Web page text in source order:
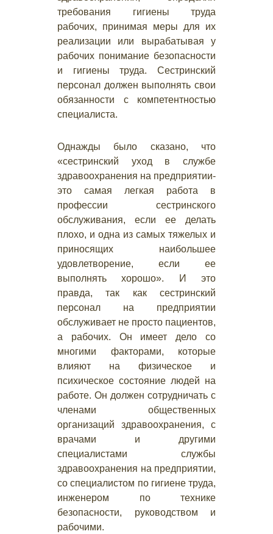
требования гигиены труда
рабочих, принимая меры для их
реализации или вырабатывая у
рабочих понимание безопасности
и гигиены труда. Сестринский
персонал должен выполнять свои
обязанности с компетентностью
специалиста.
Однажды было сказано, что
«сестринский уход в службе
здравоохранения на предприятии-
это самая легкая работа в
профессии сестринского
обслуживания, если ее делать
плохо, и одна из самых тяжелых и
приносящих наибольшее
удовлетворение, если ее
выполнять хорошо». И это
правда, так как сестринский
персонал на предприятии
обслуживает не просто пациентов,
а рабочих. Он имеет дело со
многими факторами, которые
влияют на физическое и
психическое состояние людей на
работе. Он должен сотрудничать с
членами общественных
организаций здравоохранения, с
врачами и другими
специалистами службы
здравоохранения на предприятии,
со специалистом по гигиене труда,
инженером по технике
безопасности, руководством и
рабочими.